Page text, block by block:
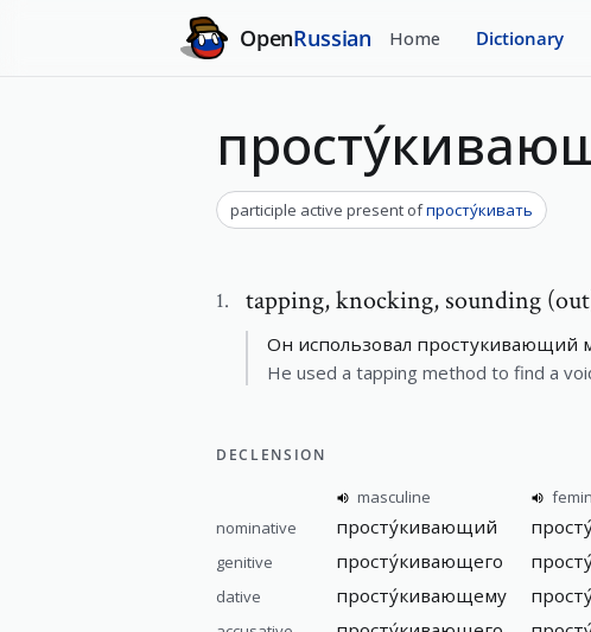
OpenRussian Home Dictionary
participle active present ofпросту́кивать
1. tapping,knocking, sounding
Он использовал простукивающий
He used a tapping method to find a
DECLENSION
masculine
nominative
просту́кивающий
genitive просту́кивающего
dative просту́кивающему